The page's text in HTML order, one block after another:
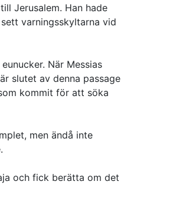
Jerusalem. Han hade
varningsskyltarna vid
När Messias
slutet av denna passage
kommit för att söka
men ändå inte
och fick berätta om det